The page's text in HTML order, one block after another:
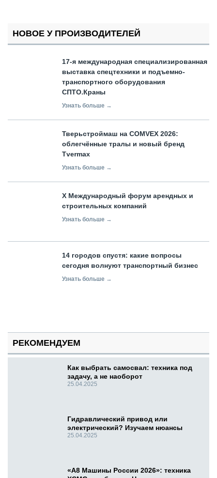
НОВОЕ У ПРОИЗВОДИТЕЛЕЙ
17-я международная специализированная
выставка спецтехники и подъемно-
транспортного оборудования
СПТО.Краны
Узнать больше →
Тверьстроймаш на COMVEX 2026:
облегчённые тралы и новый бренд
Tvermax
Узнать больше →
X Международный форум арендных и
строительных компаний
Узнать больше →
14 городов спустя: какие вопросы
сегодня волнуют транспортный бизнес
Узнать больше →
РЕКОМЕНДУЕМ
Как выбрать самосвал: техника под
задачу, а не наоборот
25.04.2025
Гидравлический привод или
электрический? Изучаем нюансы
25.04.2025
«А8 Машины России 2026»: техника